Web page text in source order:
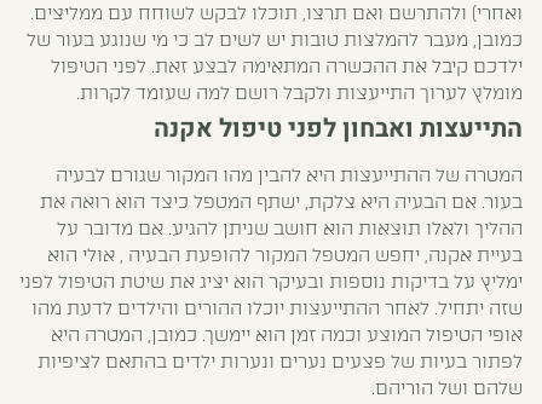
ואחרי) ולהתרשם ואם תרצו, תוכלו לבקש לשוחח עם ממליצים.
כמובן, מעבר להמלצות טובות יש לשים לב כי מי שנוגע בעור של
ילדכם קיבל את ההכשרה המתאימה לבצע זאת. לפני הטיפול
מומלץ לערוך התייעצות ולקבל רושם למה שעומד לקרות.
התייעצות ואבחון לפני טיפול אקנה
המטרה של ההתייעצות היא להבין מהו המקור שגורם לבעיה
בעור. אם הבעיה היא צלקת, ישתף המטפל כיצד הוא רואה את
ההליך ולאלו תוצאות הוא חושב שניתן להגיע. אם מדובר על
בעיית אקנה, יחפש המטפל המקור להופעת הבעיה , אולי הוא
ימליץ על בדיקות נוספות ובעיקר הוא יציג את שיטת הטיפול לפני
שזה יתחיל. לאחר ההתייעצות יוכלו ההורים והילדים לדעת מהו
אופי הטיפול המוצע וכמה זמן הוא יימשך. כמובן, המטרה היא
לפתור בעיות של פצעים נערים ונערות ילדים בהתאם לציפיות
שלהם ושל הוריהם.